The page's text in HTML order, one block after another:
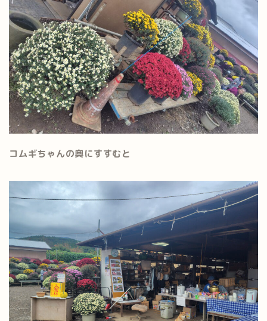
コムギちゃんの奥にすすむと